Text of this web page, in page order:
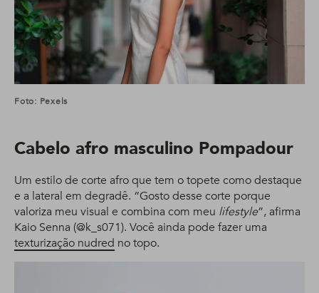
Foto: Pexels
Cabelo afro masculino Pompadour
Um estilo de corte afro que tem o topete como destaque
e a lateral em degradê. “Gosto desse corte porque
valoriza meu visual e combina com meu lifestyle”, afirma
Kaio Senna (@k_s071). Você ainda pode fazer uma
texturização nudred no topo.